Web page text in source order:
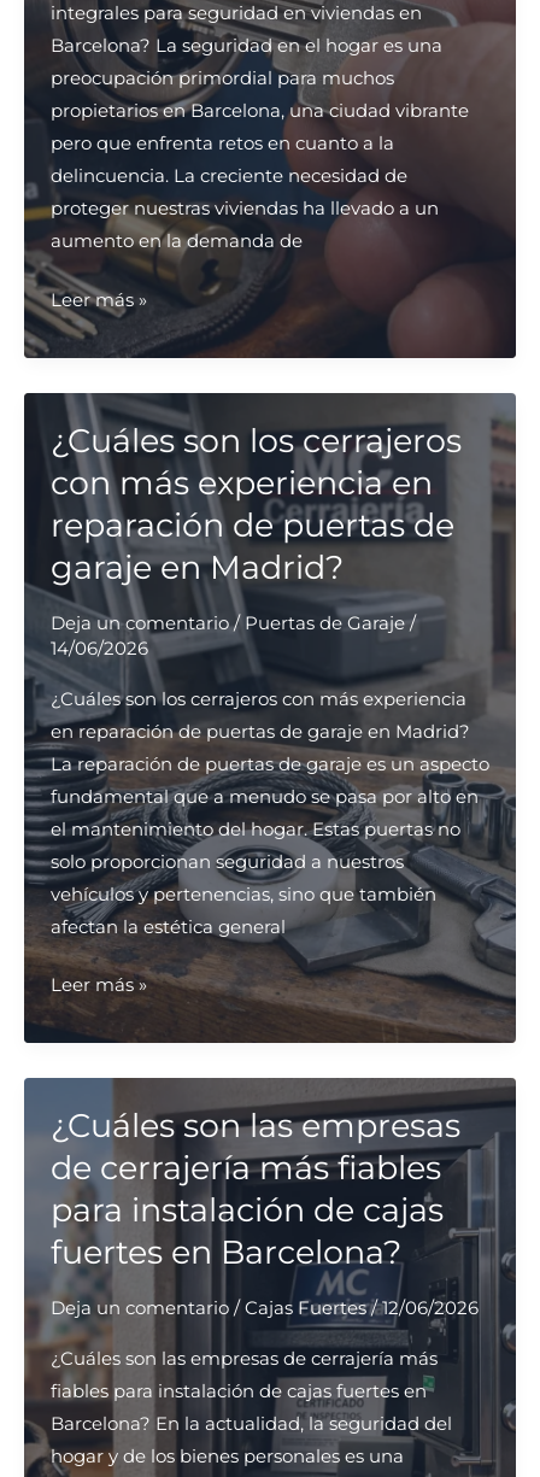
integrales para seguridad en viviendas en
Barcelona? La seguridad en el hogar es una
preocupación primordial para muchos
propietarios en Barcelona, una ciudad vibrante
pero que enfrenta retos en cuanto a la
delincuencia. La creciente necesidad de
proteger nuestras viviendas ha llevado a un
aumento en la demanda de
¿Qué
servicios
de
cerrajería
ofrecen
soluciones
integrales
para
seguridad
en
viviendas
en
Barcelona?
Leer más »
¿Cuáles son los cerrajeros
con más experiencia en
reparación de puertas de
garaje en Madrid?
Deja un comentario / Puertas de Garaje/
14/06/2026
¿Cuáles son los cerrajeros con más experiencia
en reparación de puertas de garaje en Madrid?
La reparación de puertas de garaje es un aspecto
fundamental que a menudo se pasa por alto en
el mantenimiento del hogar. Estas puertas no
solo proporcionan seguridad a nuestros
vehículos y pertenencias, sino que también
afectan la estética general
¿Cuáles
son
los
cerrajeros
con
más
experiencia
en
reparación
puertas
de
garaje
en
Madrid?
Leer más »
¿Cuáles son las empresas
de cerrajería más fiables
para instalación de cajas
fuertes en Barcelona?
Deja un comentario /Cajas Fuertes/12/06/2026
¿Cuáles son las empresas de cerrajería más
fiables para instalación de cajas fuertes en
Barcelona? En la actualidad, la seguridad del
hogar y de los bienes personales es una